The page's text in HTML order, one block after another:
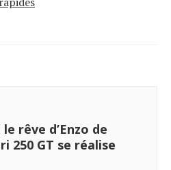
rêve d’Enzo de
250 GT se réalise